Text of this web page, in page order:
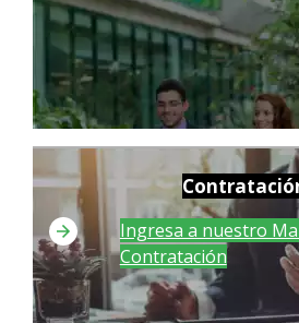
Ingresa a nuestro
Contratación